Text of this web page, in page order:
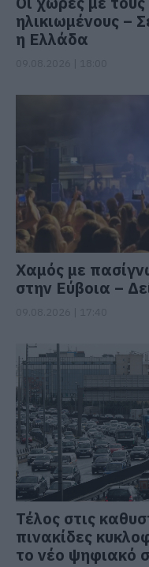
ηλικιωμένους –
η Ελλάδα
Χαμός με
στην Εύβοια –
Τέλος στις
πινακίδες
το νέο ψηφιακό